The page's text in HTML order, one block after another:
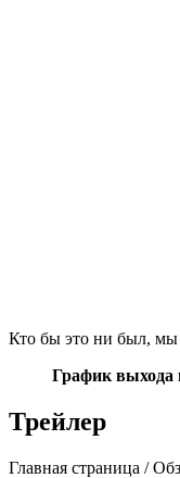
Кто бы это ни был, мы
График выхода
Трейлер
Главная страница /